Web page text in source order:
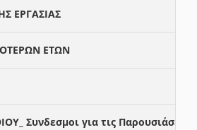
ΕΡΓΑΣΙΑΣ
ΕΤΩΝ
Συνδεσμοι για τις Παρουσιάσεις